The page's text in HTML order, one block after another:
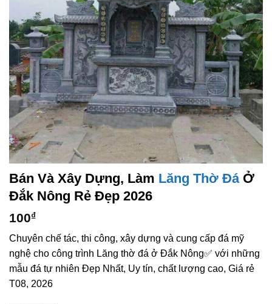
Bán Và Xây Dựng, Làm Lăng Thờ ĐáỞ
Đắk Nông Rẻ Đẹp 2026
100₫
Chuyên chế tác, thi công, xây dựng và cung cấp đá mỹ
nghệ cho công trình Lăng thờ đá ở Đắk Nông✅ với những
mẫu đá tự nhiên Đẹp Nhất, Uy tín, chất lượng cao, Giá rẻ
T08, 2026